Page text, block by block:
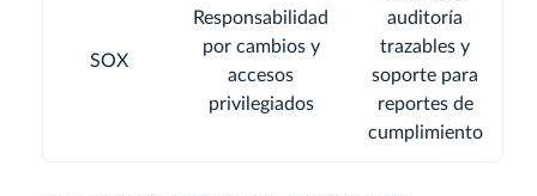
SOX
Responsabilidad
por cambios y
accesos
privilegiados
auditoría
trazables y
soporte para
reportes de
cumplimiento